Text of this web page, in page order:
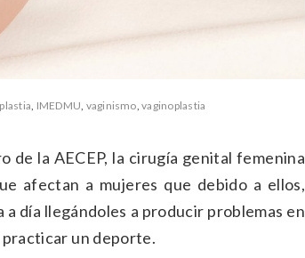
, IMEDMU, vaginismo,vaginoplastia
de la​ AECEP​, la cirugía genital femenina
afectan a mujeres que debido a ellos,
día llegándoles a producir problemas en
practicar un deporte.